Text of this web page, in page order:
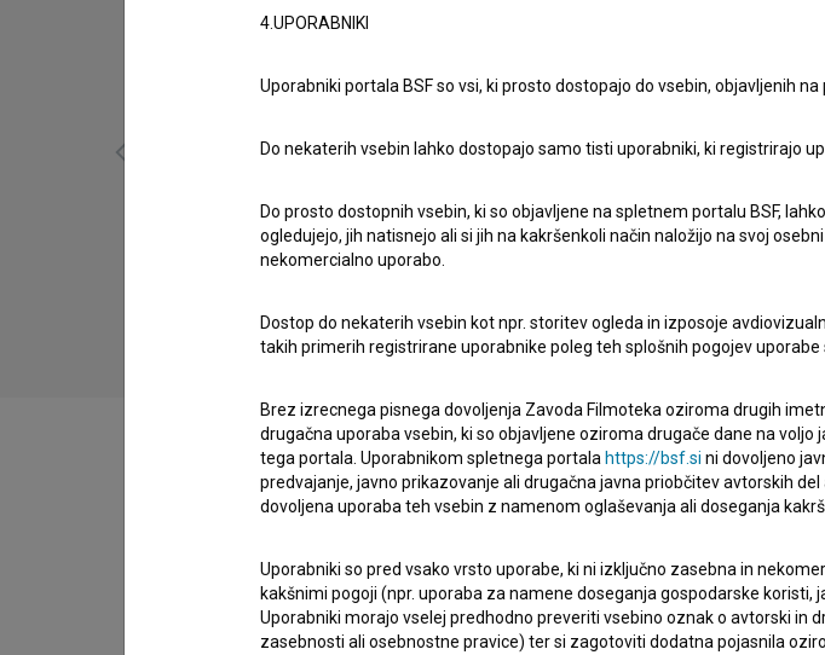
Simfonija globine (2017)
prirodoslovni, zgodovinski
Delitve
Zasedba
4.UPORABNIKI
Uporabniki portala BSF so vsi, ki prosto dostopajo do vsebin, objavljenih na
Do nekaterih vsebin lahko dostopajo samo tisti uporabniki, ki registrirajo
Do prosto dostopnih vsebin, ki so objavljene na spletnem portalu BSF,
ogledujejo, jih natisnejo ali si jih na kakršenkoli način naložijo na svoj
nekomercialno uporabo.
Dostop do nekaterih vsebin kot npr. storitev ogleda in izposoje
takih primerih registrirane uporabnike poleg teh splošnih pogojev
Brez izrecnega pisnega dovoljenja Zavoda Filmoteka oziroma drugih
drugačna uporaba vsebin, ki so objavljene oziroma drugače dane na voljo
tega portala. Uporabnikom spletnega portala https://bsf.si ni dovoljeno
predvajanje, javno prikazovanje ali drugačna javna priobčitev avtorskih
dovoljena uporaba teh vsebin z namenom oglaševanja ali doseganja
Uporabniki so pred vsako vrsto uporabe, ki ni izključno zasebna in
kakšnimi pogoji (npr. uporaba za namene doseganja gospodarske koristi,
Uporabniki morajo vselej predhodno preveriti vsebino oznak o avtorski in
zasebnosti ali osebnostne pravice) ter si zagotoviti dodatna pojasnila